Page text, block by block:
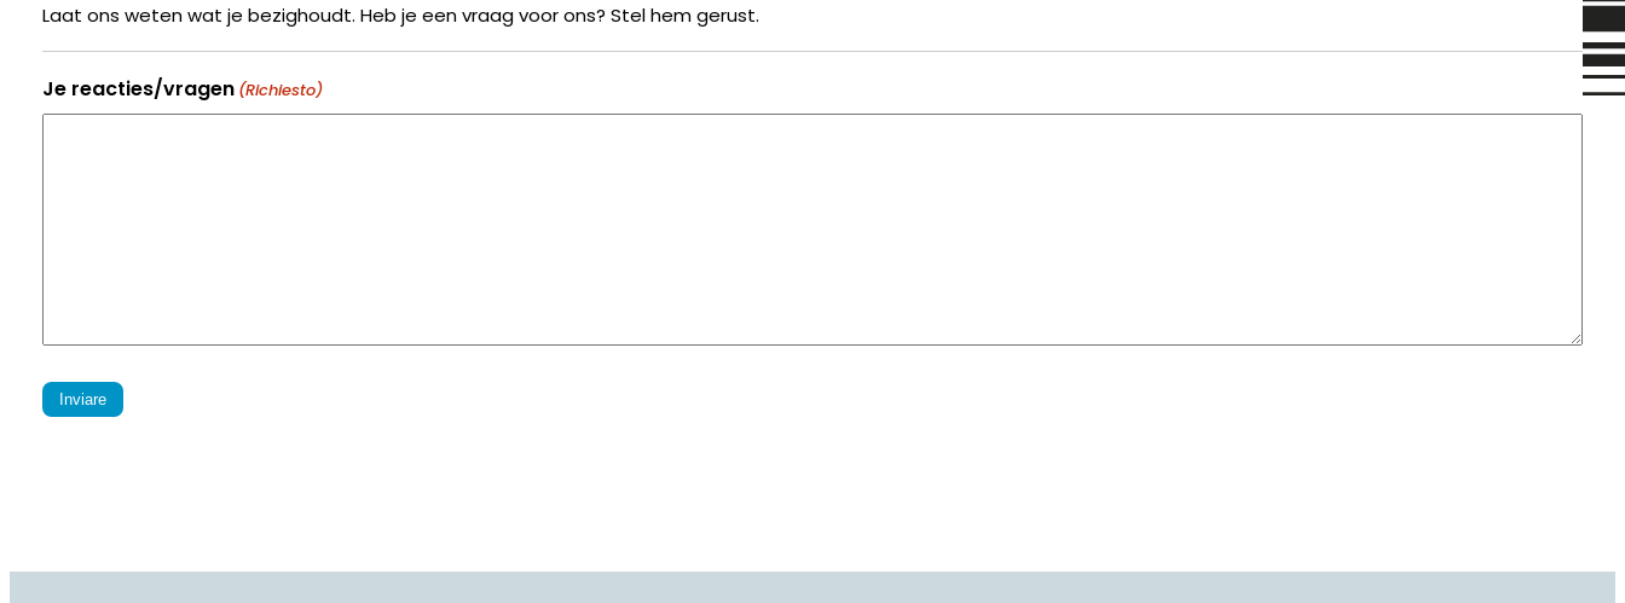
Laat ons weten wat je bezighoudt. Heb je een vraag voor ons? Stel hem gerust.
Je reacties/vragen (Richiesto)
Inviare